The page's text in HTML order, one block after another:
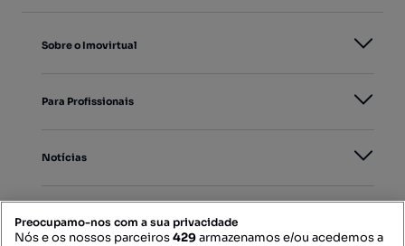
Sobre o Imovirtual
Para Profissionais
Notícias
Preocupamo-nos com a sua privacidade
Nós e os nossos parceiros429armazenamos e/ou acedemos a